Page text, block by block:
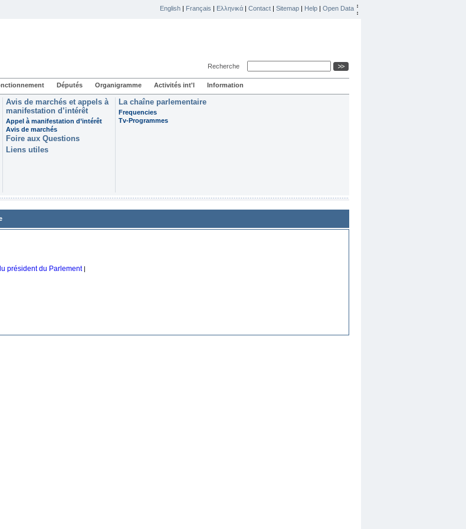
English | Français | Ελληνικά | Contact | Sitemap | Help | Open Data
Recherche
Députés Organigramme Activités int'l Information
Avis de marchés et appels à
manifestation d’intérêt
Appel à manifestation d’intérêt
Avis de marchés
Foire aux Questions
Liens utiles
La chaîne parlementaire
Frequencies
Tv-Programmes
président du Parlement |